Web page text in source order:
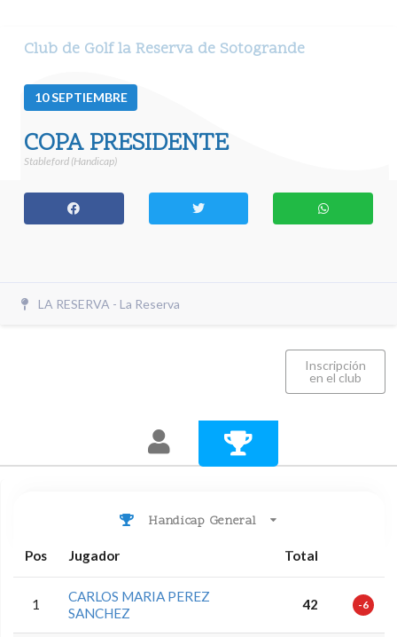
Club de Golf la Reserva de Sotogrande
10SEPTIEMBRE
COPA PRESIDENTE
Stableford (Handicap)
LA RESERVA - La Reserva
Inscripción
en el club
Handicap General
Pos Jugador Total
1
CARLOS MARIA PEREZ
SANCHEZ
42 -6